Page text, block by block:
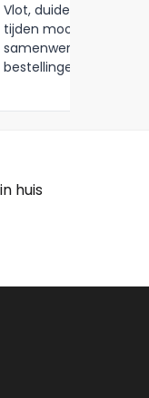
Vlot, duidelijke
tijden mooie
samenwerking tot
bestellingen , zijn
huis